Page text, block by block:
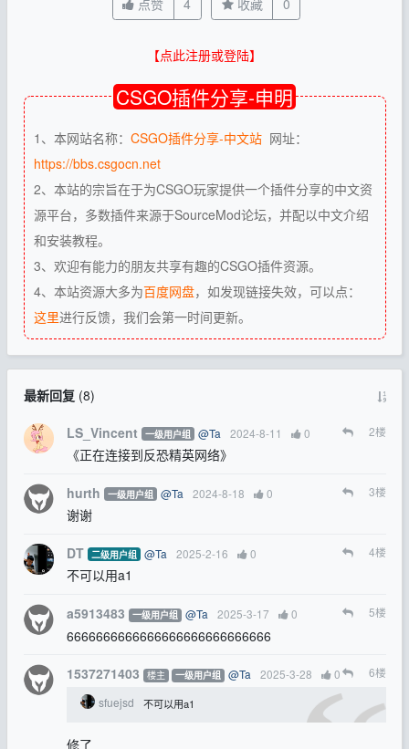
点赞 4 收藏 0
【点此注册或登陆】
CSGO插件分享-申明
1、本网站名称： CSGO插件分享-中文站网址：
https://bbs.csgocn.net
2、本站的宗旨在于为CSGO玩家提供一个插件分享的中文资
源平台，多数插件来源于SourceMod论坛，并配以中文介绍
和安装教程。
3、欢迎有能力的朋友共享有趣的CSGO插件资源。
4、本站资源大多为百度网盘，如发现链接失效，可以点：
这里进行反馈，我们会第一时间更新。
最新回复(8)
LS_Vincent 一级用户组 @Ta 2024-8-11 0 2楼
《正在连接到反恐精英网络》
hurth 一级用户组 @Ta 2024-8-18 0 3楼
谢谢
DT 二级用户组 @Ta 2025-2-16 0 4楼
不可以用a1
a5913483 一级用户组 @Ta 2025-3-17 0 5楼
6666666666666666666666666666
1537271403 楼主 一级用户组 @Ta 2025-3-28 0 6楼
sfuejsd
不可以用a1
修了